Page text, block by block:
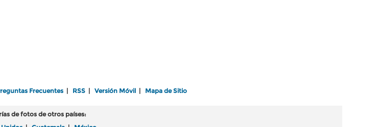
Frecuentes RSS Versión Móvil Mapa de Sitio
de fotos de otros países: